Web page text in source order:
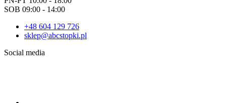
SOB 09:00 - 14:00
+48 604 129 726
sklep@abcstopki.pl
Social media